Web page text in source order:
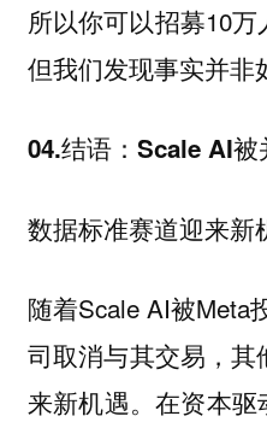
所以你可以招募10万
但我们发现事实并非
04.结语：Scale AI被
数据标准赛道迎来新
随着Scale AI被Meta
司取消与其交易，
来新机遇。在资本